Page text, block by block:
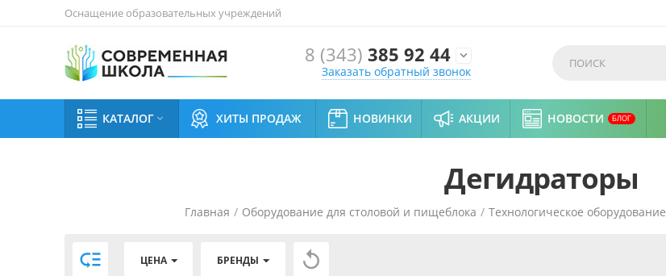
Оснащение образовательных учреждений
8 (343) 385 92 44 
Заказать обратный звонок
КАТАЛОГ  ХИТЫ ПРОДАЖ НОВИНКИ АКЦИИ НОВОСТИ БЛОГ
Дегидраторы
Главная / Оборудование для столовой и пищеблока / Технологическое оборудование
 ЦЕНА БРЕНДЫ 